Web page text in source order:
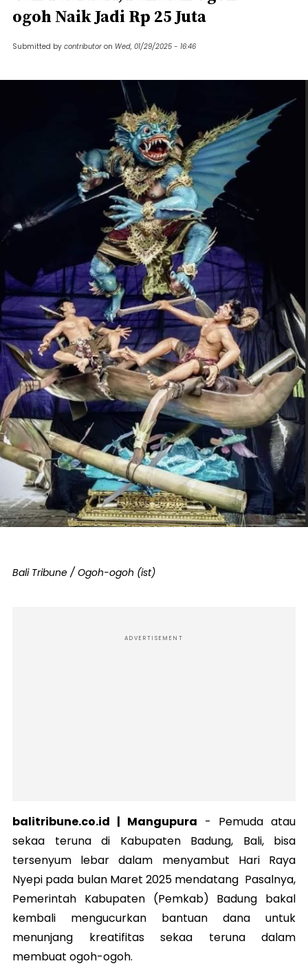
ogoh Naik Jadi Rp 25 Juta
Submitted by contributor on Wed, 01/29/2025 - 16:46
Bali Tribune / Ogoh-ogoh (ist)
ADVERTISEMENT
balitribune.co.id | Mangupura - Pemuda atau
sekaa teruna di Kabupaten Badung, Bali, bisa
tersenyum lebar dalam menyambut Hari Raya
Nyepi pada bulan Maret 2025 mendatang Pasalnya,
Pemerintah Kabupaten (Pemkab) Badung bakal
kembali mengucurkan bantuan dana untuk
menunjang kreatifitas sekaa teruna dalam
membuat ogoh-ogoh.